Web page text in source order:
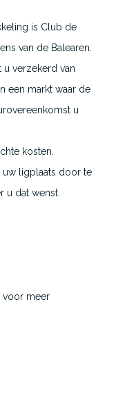
is Club de
van de Balearen.
u verzekerd van
een markt waar de
u
kosten.
ligplaats door te
u dat wenst.
voor meer